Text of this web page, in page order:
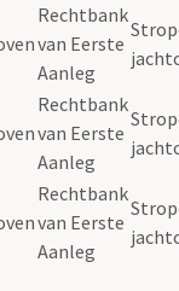
Rechtbank
van Eerste
Aanleg
Rechtbank
van Eerste
Aanleg
Rechtbank
van Eerste
Aanleg